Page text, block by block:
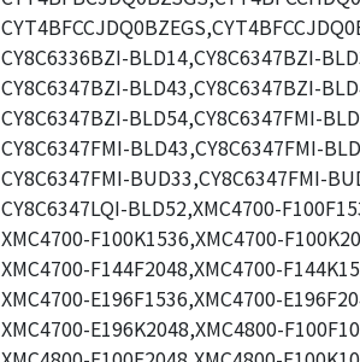
CY8C6336BZI-BLD14,CY8C6347BZI-
CY8C6347BZI-BLD43,CY8C6347BZI-
CY8C6347BZI-BLD54,CY8C6347FMI-
CY8C6347FMI-BLD43,CY8C6347FMI-
CY8C6347FMI-BUD33,CY8C6347FMI-
CY8C6347LQI-BLD52,XMC4700-
XMC4700-F100K1536,XMC4700-
XMC4700-F144F2048,XMC4700-
XMC4700-E196F1536,XMC4700-
XMC4700-E196K2048,XMC4800-